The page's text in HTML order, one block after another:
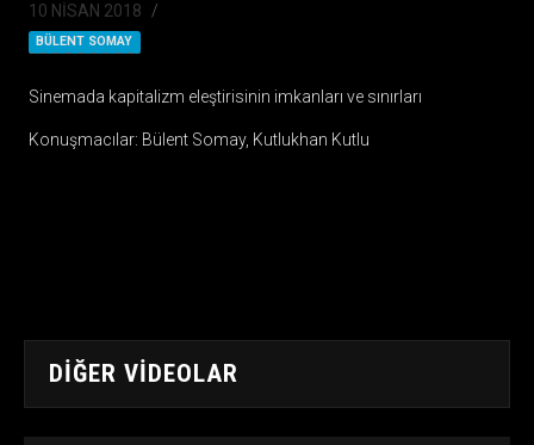
10 NISAN 2018
BÜLENT SOMAY
Sinemada kapitalizm eleştirisinin imkanları ve sınırları
Konuşmacılar: Bülent Somay, Kutlukhan Kutlu
DIĞER VIDEOLAR